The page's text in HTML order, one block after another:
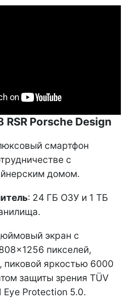
RSR Porsche Design
смартфон
с
домом.
: 24 ГБ ОЗУ и 1 ТБ
экран с
пикселей,
пиковой яркостью 6000
защиты зрения TÜV
Eye Protection 5.0.